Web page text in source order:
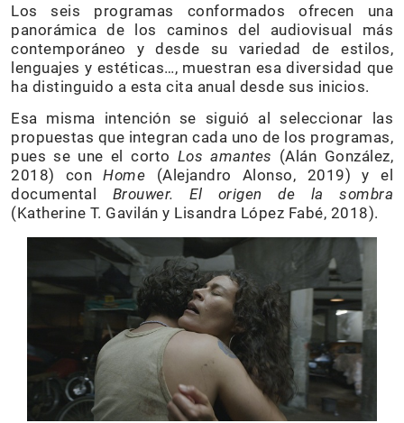
Los seis programas conformados ofrecen una
panorámica de los caminos del audiovisual más
contemporáneo y desde su variedad de estilos,
lenguajes y estéticas…, muestran esa diversidad que
ha distinguido a esta cita anual desde sus inicios.
Esa misma intención se siguió al seleccionar las
propuestas que integran cada uno de los programas,
pues se une el corto Los amantes (Alán González,
2018) conHome (Alejandro Alonso, 2019) y el
documental Brouwer. El origen de la sombra
(Katherine T. Gavilán y Lisandra López Fabé, 2018).